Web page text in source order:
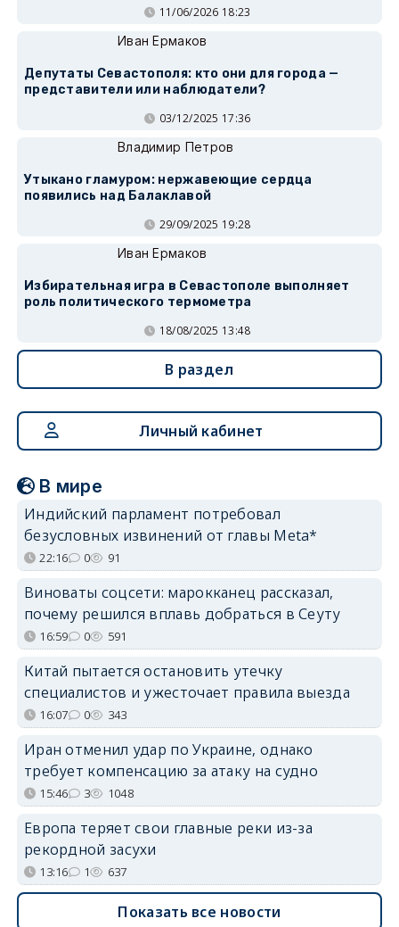
11/06/2026 18:23
Иван Ермаков
Депутаты Севастополя: кто они для города —
представители или наблюдатели?
03/12/2025 17:36
Владимир Петров
Утыкано гламуром: нержавеющие сердца
появились над Балаклавой
29/09/2025 19:28
Иван Ермаков
Избирательная игра в Севастополе выполняет
роль политического термометра
18/08/2025 13:48
В раздел
Личный кабинет
В мире
Индийский парламент потребовал
безусловных извинений от главы Meta*
22:16 0 91
Виноваты соцсети: марокканец рассказал,
почему решился вплавь добраться в Сеуту
16:59 0 591
Китай пытается остановить утечку
специалистов и ужесточает правила выезда
16:07 0 343
Иран отменил удар по Украине, однако
требует компенсацию за атаку на судно
15:46 3 1048
Европа теряет свои главные реки из-за
рекордной засухи
13:16 1 637
Показать все новости